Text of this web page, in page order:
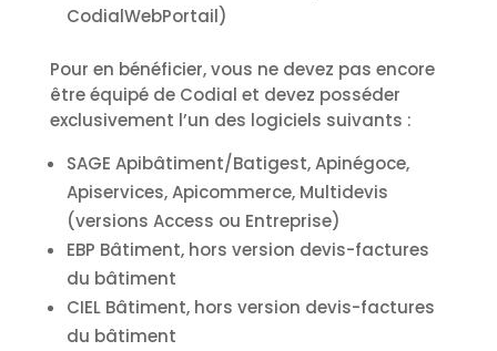
CodialWebPortail)
Pour en bénéficier, vous ne devez pas encore
être équipé de Codial et devez posséder
exclusivement l’un des logiciels suivants :
SAGE Apibâtiment/Batigest, Apinégoce,
Apiservices, Apicommerce, Multidevis
(versions Access ou Entreprise)
EBP Bâtiment, hors version devis-factures
du bâtiment
CIEL Bâtiment, hors version devis-factures
du bâtiment